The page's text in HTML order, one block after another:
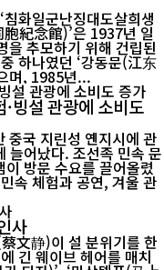
화일군난징대도살희생
紀念館)’은 1937년 일
을 추모하기 위해 건립된
하나였던 ‘강동문(江东
며, 1985년...
빙설 관광에 소비도
중국 지린성 옌지시에 관
늘어났다. 조선족 민속 문
방문 수요를 끌어올렸
사
文静)이 설 분위기를 한
긴 웨이브 헤어를 매치